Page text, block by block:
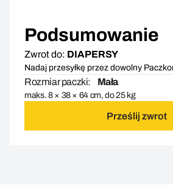
Podsumowanie
Zwrot do: DIAPERSY
Nadaj przesyłkę przez dowolny
Rozmiar paczki: Mała
maks. 8 × 38 × 64 cm, do 25 kg
Prześlij zwrot